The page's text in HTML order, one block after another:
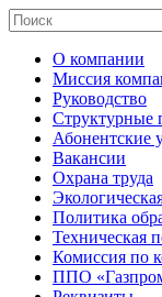
О компании
Миссия
Руководство
Структурные
Абонентские
Вакансии
Охрана труда
Политика
Техническая
Комиссия по
ППО